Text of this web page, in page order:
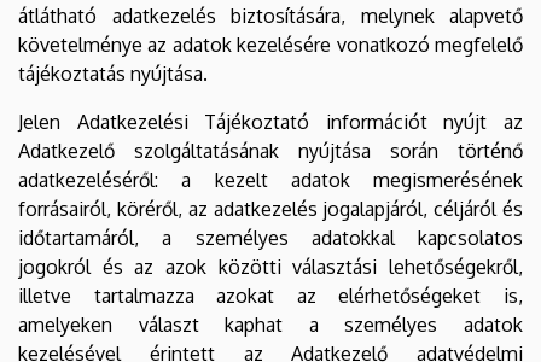
átlátható adatkezelés biztosítására, melynek alapvető
követelménye az adatok kezelésére vonatkozó megfelelő
tájékoztatás nyújtása.
Jelen Adatkezelési Tájékoztató információt nyújt az
Adatkezelő szolgáltatásának nyújtása során történő
adatkezeléséről: a kezelt adatok megismerésének
forrásairól, köréről, az adatkezelés jogalapjáról, céljáról és
időtartamáról, a személyes adatokkal kapcsolatos
jogokról és az azok közötti választási lehetőségekről,
illetve tartalmazza azokat az elérhetőségeket is,
amelyeken választ kaphat a személyes adatok
kezelésével érintett az Adatkezelő adatvédelmi